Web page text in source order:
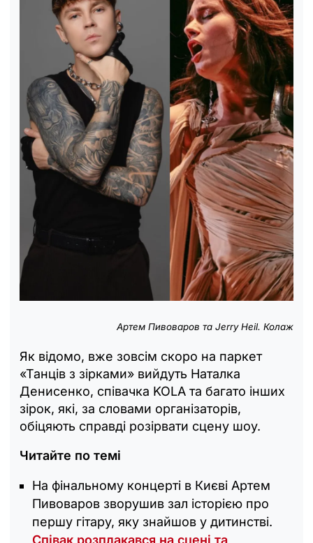
Артем Пивоваров та Jerry Heil. Колаж
Як відомо, вже зовсім скоро на паркет
«Танців з зірками» вийдуть Наталка
Денисенко, співачка KOLA та багато інших
зірок, які, за словами організаторів,
обіцяють справді розірвати сцену шоу.
Читайте по темі
На фінальному концерті в Києві Артем
Пивоваров зворушив зал історією про
першу гітару, яку знайшов у дитинстві.
Співак розплакався на сцені та